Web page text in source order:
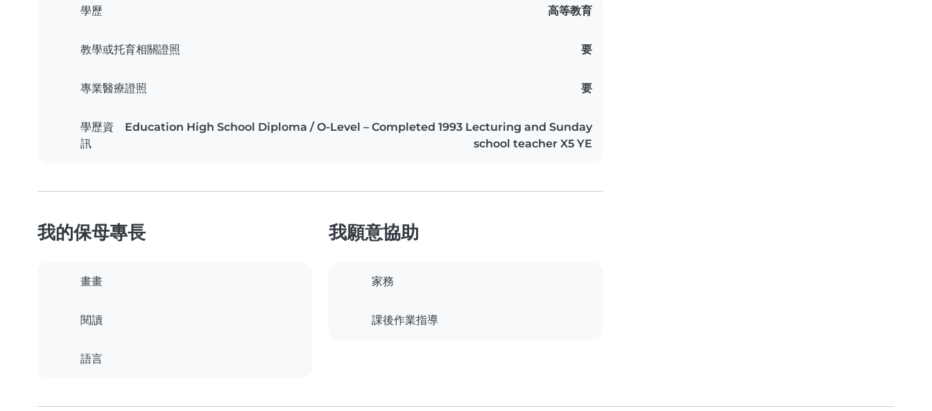
學歷 高等教育
教學或托育相關證照 要
專業醫療證照 要
學歷資
訊
Education High School Diploma / O-Level – Completed 1993 Lecturing and Sunday
school teacher X5 YE
我的保母專長
畫畫
閱讀
語言
我願意協助
家務
課後作業指導